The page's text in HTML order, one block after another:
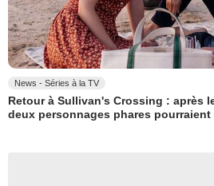
News - Séries à la TV
Retour à Sullivan's Crossing : après
deux personnages phares